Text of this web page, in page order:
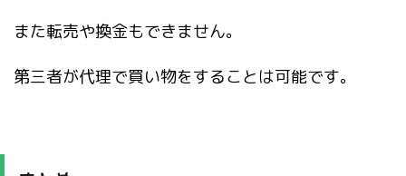
また転売や換金もできません。
第三者が代理で買い物をすることは可能です。